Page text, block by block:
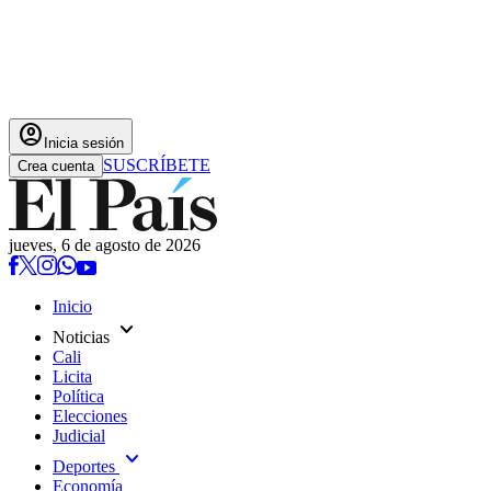
account_circle Inicia sesión
Crea cuenta SUSCRÍBETE
jueves, 6 de agosto de 2026
Inicio
Noticias expand_more
Cali
Licita
Política
Elecciones
Judicial
Deportes expand_more
Economía